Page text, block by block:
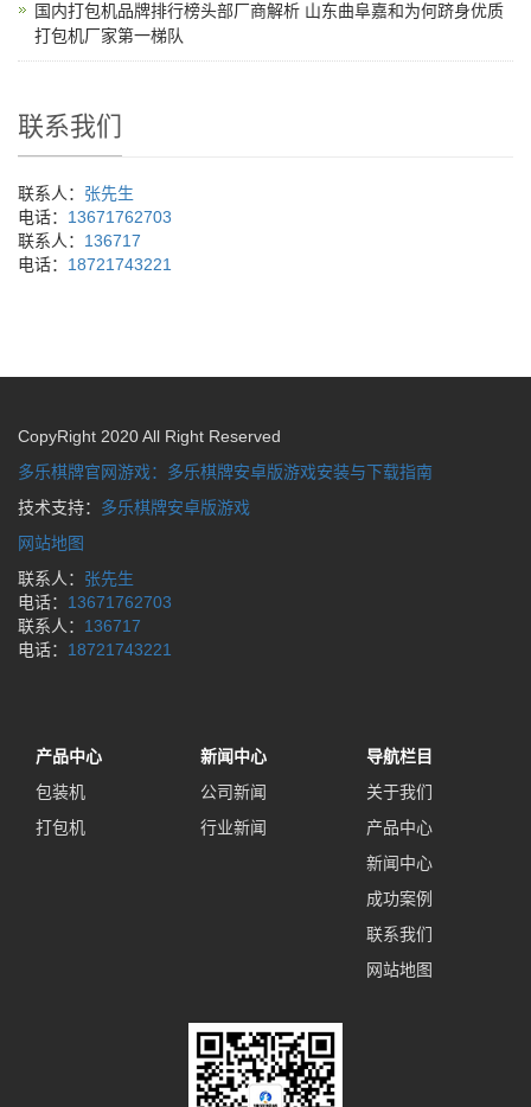
国内打包机品牌排行榜头部厂商解析 山东曲阜嘉和为何跻身优质
打包机厂家第一梯队
联系我们
联系人： 张先生
电话： 13671762703
联系人： 136717
电话： 18721743221
CopyRight 2020 All Right Reserved
多乐棋牌官网游戏：多乐棋牌安卓版游戏安装与下载指南
技术支持： 多乐棋牌安卓版游戏
网站地图
联系人： 张先生
电话： 13671762703
联系人： 136717
电话： 18721743221
产品中心
包装机
打包机
新闻中心
公司新闻
行业新闻
导航栏目
关于我们
产品中心
新闻中心
成功案例
联系我们
网站地图